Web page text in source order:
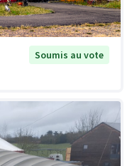
Soumis au vote